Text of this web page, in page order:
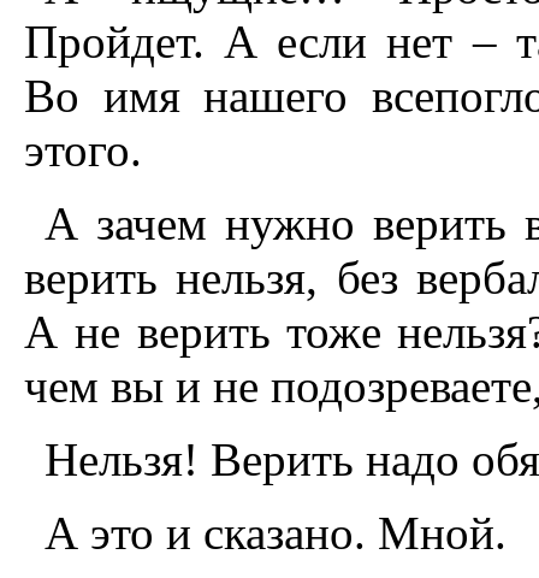
Пройдет. А если нет –
Во имя нашего
этого.
А зачем нужно верить
верить нельзя, без
А не верить тоже
чем вы и не
Нельзя! Верить надо
А это и сказано. Мной.